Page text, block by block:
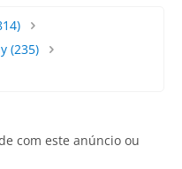
(235)
com este anúncio ou